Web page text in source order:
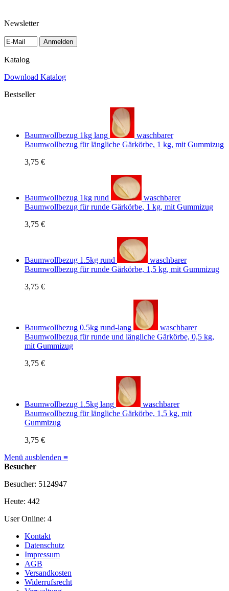
Newsletter
Anmelden
Katalog
Download Katalog
Bestseller
Baumwollbezug 1kg lang
waschbarer
Baumwollbezug für längliche Gärkörbe, 1 kg, mit Gummizug
3,75 €
Baumwollbezug 1kg rund
waschbarer
Baumwollbezug für runde Gärkörbe, 1 kg, mit Gummizug
3,75 €
Baumwollbezug 1.5kg rund
waschbarer
Baumwollbezug für runde Gärkörbe, 1,5 kg, mit Gummizug
3,75 €
Baumwollbezug 0.5kg rund-lang
waschbarer
Baumwollbezug für runde und längliche Gärkörbe, 0,5 kg,
mit Gummizug
3,75 €
Baumwollbezug 1.5kg lang
waschbarer
Baumwollbezug für längliche Gärkörbe, 1,5 kg, mit
Gummizug
3,75 €
Menü ausblenden ≡
Besucher
Besucher: 5124947
Heute: 442
User Online: 4
Kontakt
Datenschutz
Impressum
AGB
Versandkosten
Widerrufsrecht